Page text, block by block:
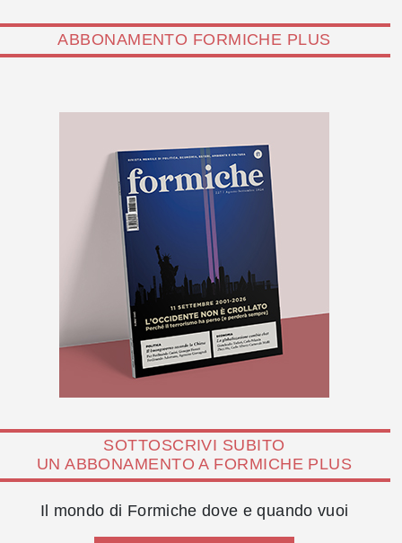
ABBONAMENTO FORMICHE PLUS
SOTTOSCRIVI SUBITO
UN ABBONAMENTO A FORMICHE PLUS
Il mondo di Formiche dove e quando vuoi